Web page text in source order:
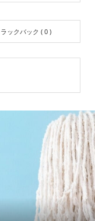
ラックバック ( 0 )